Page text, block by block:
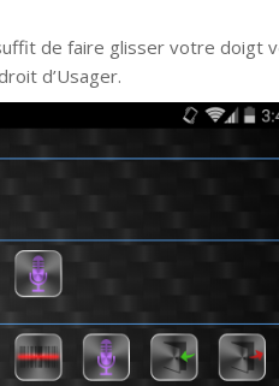
de faire glisser votre doigt
d’Usager.